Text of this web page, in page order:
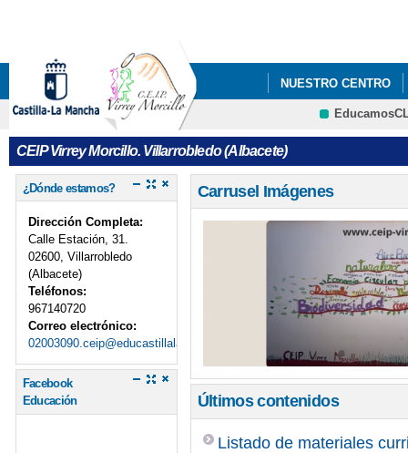
NUESTRO CENTRO
AGENDA 2030
CEIP Virrey Morcillo. Villarrobledo (Albacete)
¿Dónde estamos?
Dirección Completa:
Calle Estación, 31.
02600, Villarrobledo
(Albacete)
Teléfonos:
967140720
Correo electrónico:
02003090.ceip@educastillalamancha.es
Facebook
Educación
Carrusel Imágenes
Últimos contenidos
Listado de materiales